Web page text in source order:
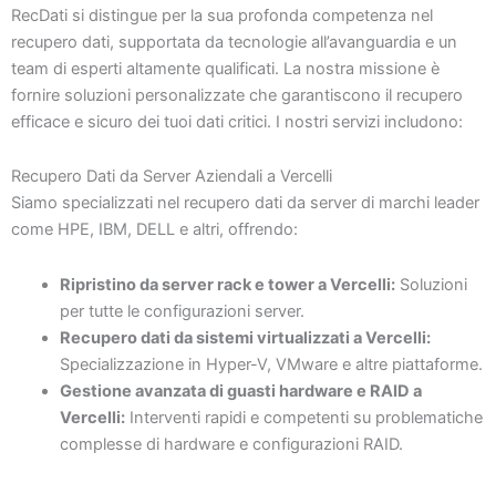
RecDati si distingue per la sua profonda competenza nel
recupero dati, supportata da tecnologie all’avanguardia e un
team di esperti altamente qualificati. La nostra missione è
fornire soluzioni personalizzate che garantiscono il recupero
efficace e sicuro dei tuoi dati critici. I nostri servizi includono:
Recupero Dati da Server Aziendali a Vercelli
Siamo specializzati nel recupero dati da server di marchi leader
come HPE, IBM, DELL e altri, offrendo:
Ripristino da server rack e tower a Vercelli:Soluzioni
per tutte le configurazioni server.
Recupero dati da sistemi virtualizzati a Vercelli:
Specializzazione in Hyper-V, VMware e altre piattaforme.
Gestione avanzata di guasti hardware e RAID a
Vercelli:Interventi rapidi e competenti su problematiche
complesse di hardware e configurazioni RAID.